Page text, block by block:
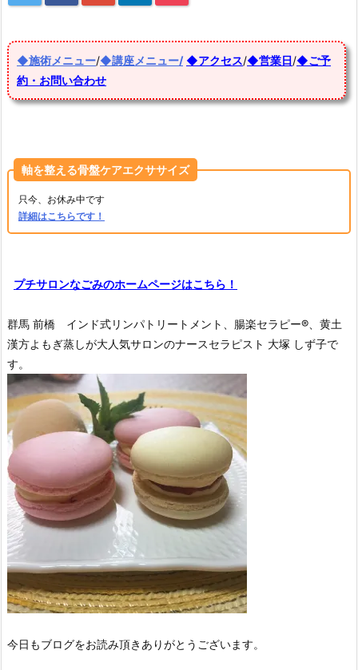
◆施術メニュー/◆講座メニュー/ ◆アクセス/◆営業日/◆ご予
約・お問い合わせ
軸を整える骨盤ケアエクササイズ
只今、お休み中です
詳細はこちらです！
プチサロンなごみのホームページはこちら！
群馬 前橋 インド式リンパトリートメント、腸楽セラピー®︎、黄土
漢方よもぎ蒸しが大人気サロンのナースセラピスト 大塚 しず子で
す。
今日もブログをお読み頂きありがとうございます。